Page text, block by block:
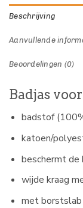
Beschrijving
Aanvullende
Beoordelingen (0)
Badjas
badstof
katoen/
beschermt de
wijde kraag
met